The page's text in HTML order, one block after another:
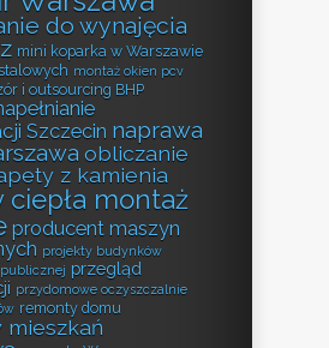
do wynajęcia
mini koparka w Warszawie
montaż okien pcv
i outsourcing BHP
Szczecin naprawa
obliczanie
z kamienia
ciepła montaż
producent maszyn
projekty budynków
przegląd
przydomowe oczyszczalnie
remonty domu